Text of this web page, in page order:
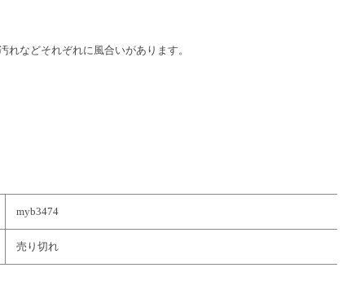
れなどそれぞれに風合いがあります。
myb3474
売り切れ